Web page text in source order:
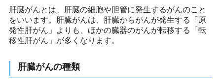
肝臓がんとは、肝臓の細胞や胆管に発生するがんのこと
をいいます。肝臓がんは、肝臓からがんが発生する「原
発性肝がん」よりも、ほかの臓器のがんが転移する「転
移性肝がん」が多くなります。
肝臓がんの種類